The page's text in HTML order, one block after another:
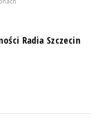
Radia Szczecin